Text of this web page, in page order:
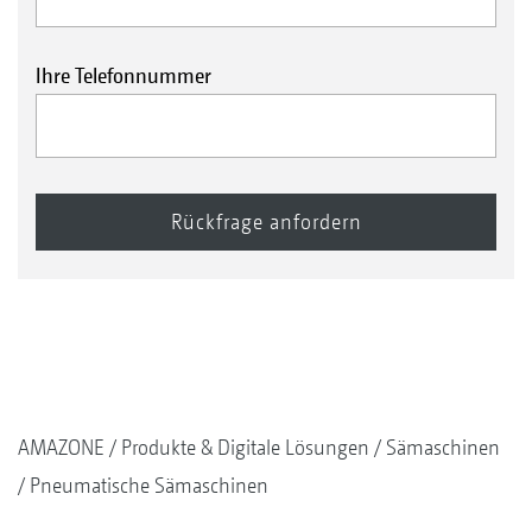
Ihre Telefonnummer
AMAZONE Produkte & Digitale Lösungen
Sämaschinen
Pneumatische Sämaschinen